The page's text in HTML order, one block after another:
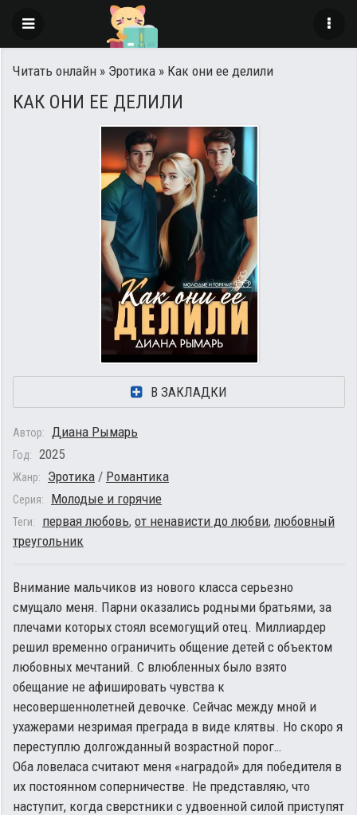
Читать онлайн » Эротика » Как они ее делили
КАК ОНИ ЕЕ ДЕЛИЛИ
В ЗАКЛАДКИ
Автор: Диана Рымарь
Год: 2025
Жанр: Эротика / Романтика
Серия: Молодые и горячие
Теги: первая любовь, от ненависти до любви, любовный
треугольник
Внимание мальчиков из нового класса серьезно
смущало меня. Парни оказались родными братьями, за
плечами которых стоял всемогущий отец. Миллиардер
решил временно ограничить общение детей с объектом
любовных мечтаний. С влюбленных было взято
обещание не афишировать чувства к
несовершеннолетней девочке. Сейчас между мной и
ухажерами незримая преграда в виде клятвы. Но скоро я
переступлю долгожданный возрастной порог…
Оба ловеласа считают меня «наградой» для победителя в
их постоянном соперничестве. Не представляю, что
наступит, когда сверстники с удвоенной силой приступят